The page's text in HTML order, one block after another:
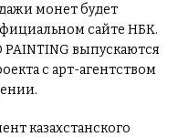
монет будет
сайте НБК.
выпускаются
с арт-агентством
казахстанского